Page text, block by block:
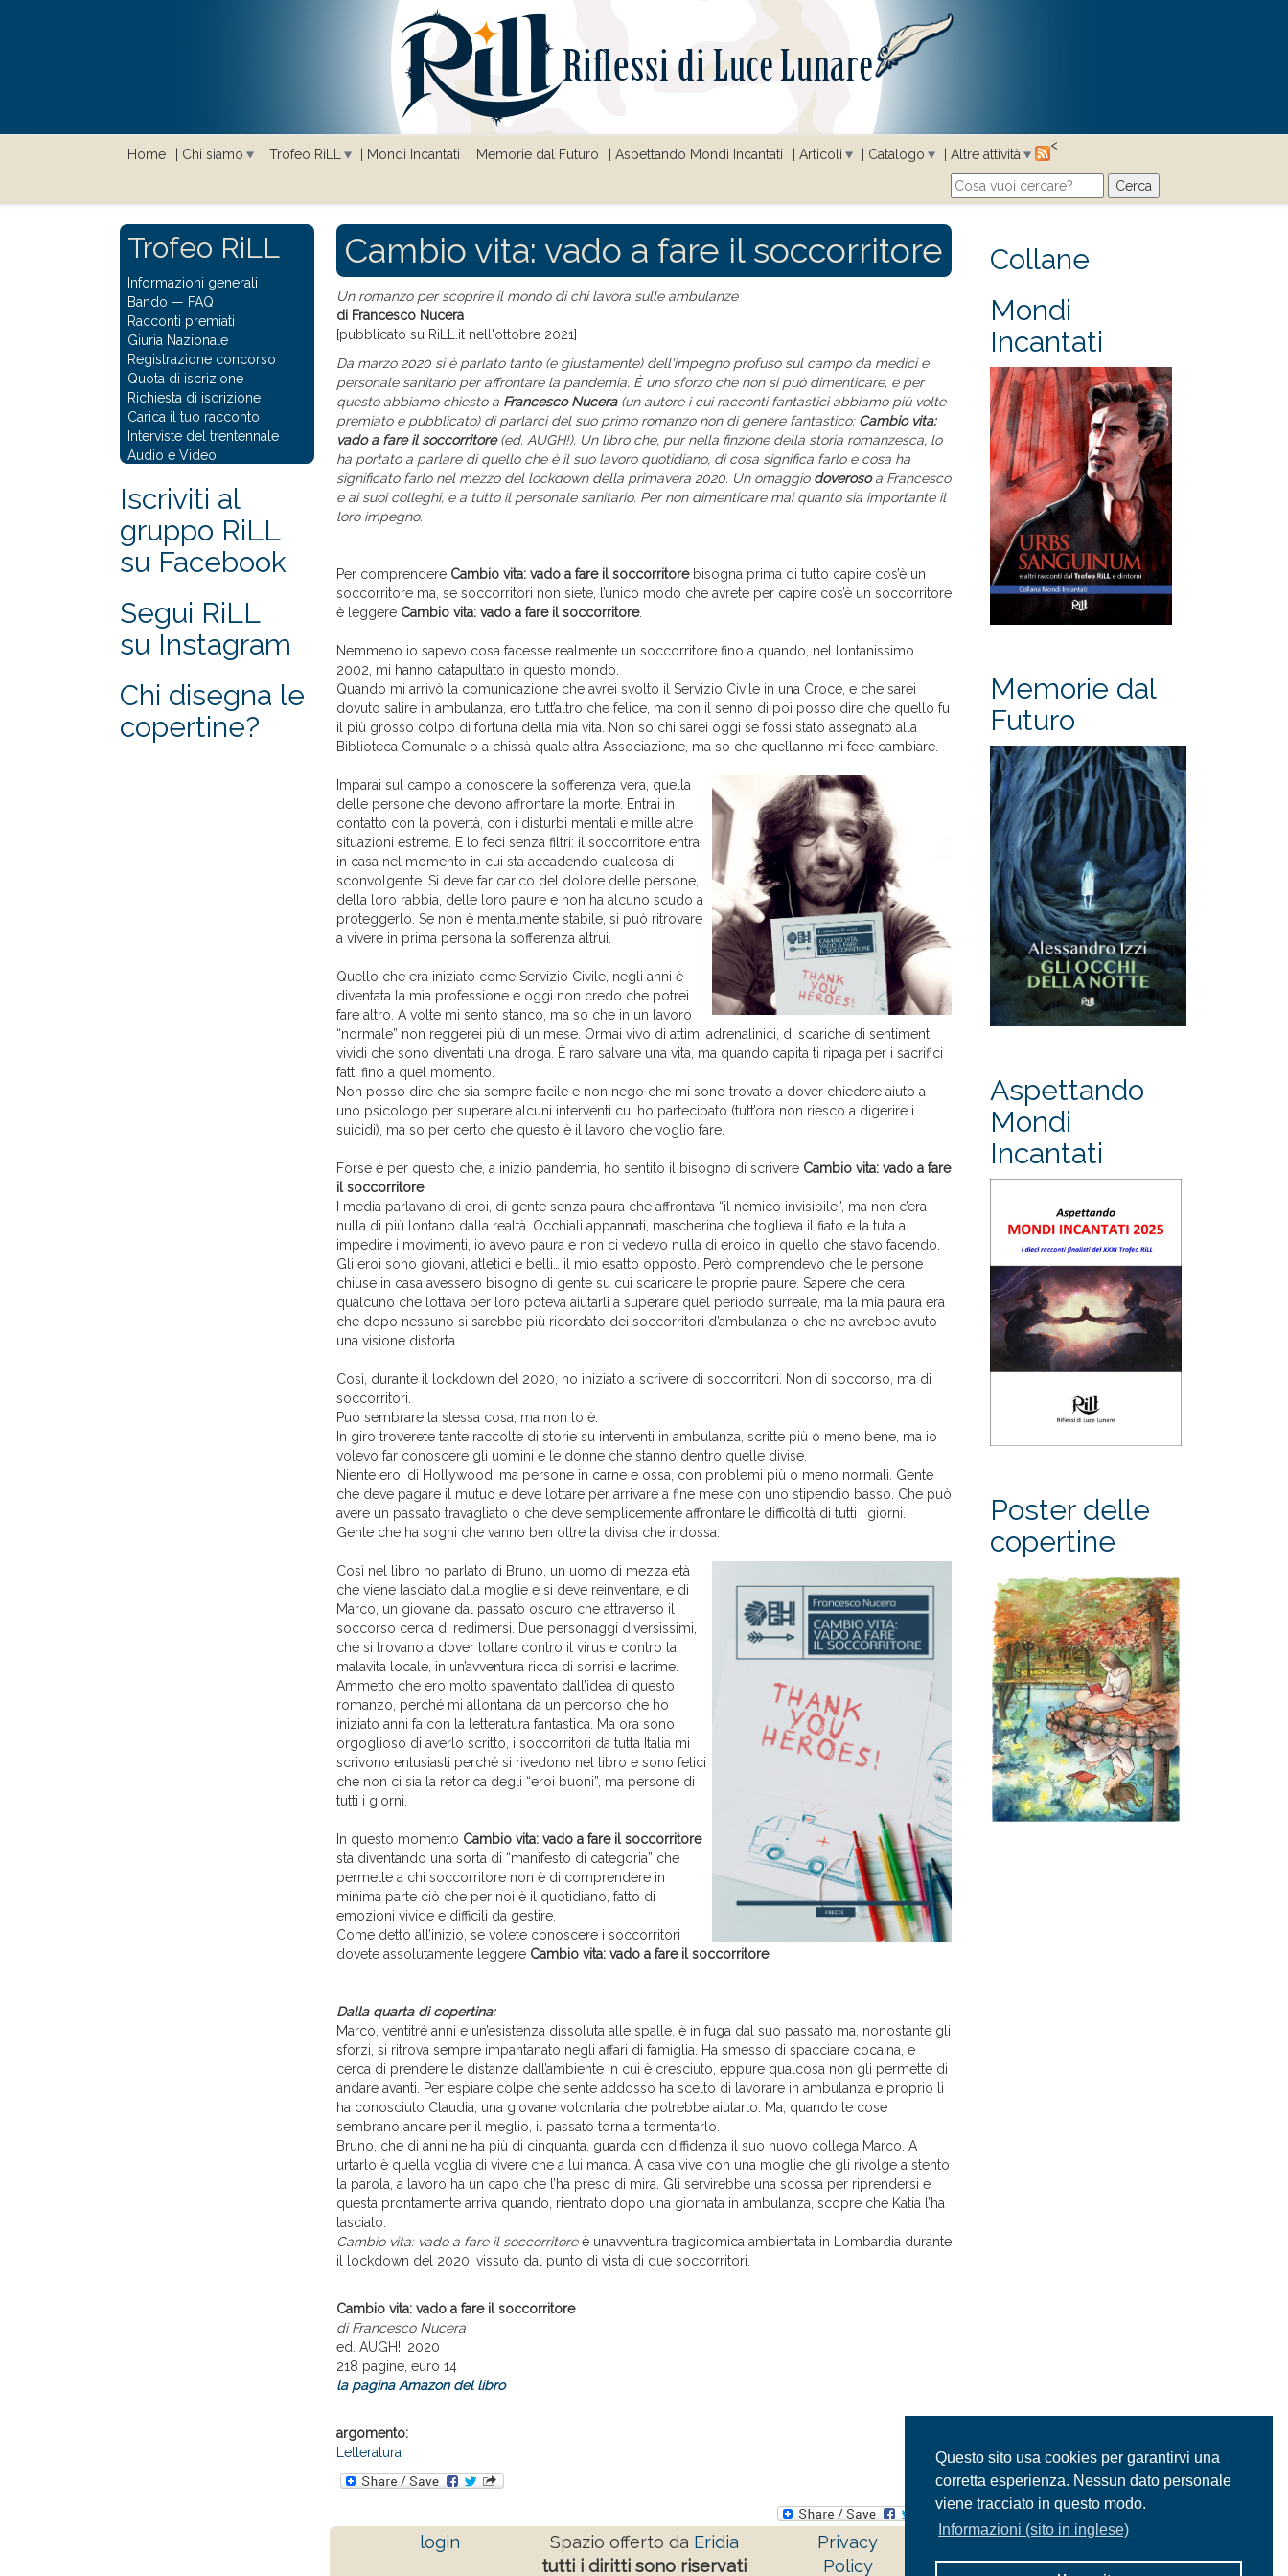
Questo sito usa cookies per garantirvi una
corretta esperienza. Nessun dato personale
viene tracciato in questo modo.
Informazioni (sito in inglese)
Home Chi siamo Trofeo RiLL Mondi Incantati Memorie dal Futuro Aspettando Mondi Incantati Articoli Catalogo Altre attività
<
Search form
Cerca
Cambio vita: vado a fare il soccorritore
Un romanzo per scoprire il mondo di chi lavora sulle ambulanze
di Francesco Nucera
[pubblicato su RiLL.it nell'ottobre 2021]
Da marzo 2020 si è parlato tanto (e giustamente) dell'impegno profuso sul campo da medici e
personale sanitario per affrontare la pandemia. È uno sforzo che non si può dimenticare, e per
questo abbiamo chiesto a Francesco Nucera(un autore i cui racconti fantastici abbiamo più volte
premiato e pubblicato) di parlarci del suo primo romanzo non di genere fantastico: Cambio vita:
vado a fare il soccorritore(ed. AUGH!). Un libro che, pur nella finzione della storia romanzesca, lo
ha portato a parlare di quello che è il suo lavoro quotidiano, di cosa significa farlo e cosa ha
significato farlo nel mezzo del lockdown della primavera 2020. Un omaggio doverosoa Francesco
e ai suoi colleghi, e a tutto il personale sanitario. Per non dimenticare mai quanto sia importante il
loro impegno.
Per comprendere Cambio vita: vado a fare il soccorritorebisogna prima di tutto capire cos’è un
soccorritore ma, se soccorritori non siete, l’unico modo che avrete per capire cos’è un soccorritore
è leggere Cambio vita: vado a fare il soccorritore.
Nemmeno io sapevo cosa facesse realmente un soccorritore fino a quando, nel lontanissimo
2002, mi hanno catapultato in questo mondo.
Quando mi arrivò la comunicazione che avrei svolto il Servizio Civile in una Croce, e che sarei
dovuto salire in ambulanza, ero tutt’altro che felice, ma con il senno di poi posso dire che quello fu
il più grosso colpo di fortuna della mia vita. Non so chi sarei oggi se fossi stato assegnato alla
Biblioteca Comunale o a chissà quale altra Associazione, ma so che quell’anno mi fece cambiare.
Imparai sul campo a conoscere la sofferenza vera, quella
delle persone che devono affrontare la morte. Entrai in
contatto con la povertà, con i disturbi mentali e mille altre
situazioni estreme. E lo feci senza filtri: il soccorritore entra
in casa nel momento in cui sta accadendo qualcosa di
sconvolgente. Si deve far carico del dolore delle persone,
della loro rabbia, delle loro paure e non ha alcuno scudo a
proteggerlo. Se non è mentalmente stabile, si può ritrovare
a vivere in prima persona la sofferenza altrui.
Quello che era iniziato come Servizio Civile, negli anni è
diventata la mia professione e oggi non credo che potrei
fare altro. A volte mi sento stanco, ma so che in un lavoro
“normale” non reggerei più di un mese. Ormai vivo di attimi adrenalinici, di scariche di sentimenti
vividi che sono diventati una droga. È raro salvare una vita, ma quando capita ti ripaga per i sacrifici
fatti fino a quel momento.
Non posso dire che sia sempre facile e non nego che mi sono trovato a dover chiedere aiuto a
uno psicologo per superare alcuni interventi cui ho partecipato (tutt’ora non riesco a digerire i
suicidi), ma so per certo che questo è il lavoro che voglio fare.
Forse è per questo che, a inizio pandemia, ho sentito il bisogno di scrivere Cambio vita: vado a fare
il soccorritore.
I media parlavano di eroi, di gente senza paura che affrontava “il nemico invisibile”, ma non c’era
nulla di più lontano dalla realtà. Occhiali appannati, mascherina che toglieva il fiato e la tuta a
impedire i movimenti, io avevo paura e non ci vedevo nulla di eroico in quello che stavo facendo.
Gli eroi sono giovani, atletici e belli… il mio esatto opposto. Però comprendevo che le persone
chiuse in casa avessero bisogno di gente su cui scaricare le proprie paure. Sapere che c’era
qualcuno che lottava per loro poteva aiutarli a superare quel periodo surreale, ma la mia paura era
che dopo nessuno si sarebbe più ricordato dei soccorritori d’ambulanza o che ne avrebbe avuto
una visione distorta.
Così, durante il lockdown del 2020, ho iniziato a scrivere di soccorritori. Non di soccorso, ma di
soccorritori.
Può sembrare la stessa cosa, ma non lo è.
In giro troverete tante raccolte di storie su interventi in ambulanza, scritte più o meno bene, ma io
volevo far conoscere gli uomini e le donne che stanno dentro quelle divise.
Niente eroi di Hollywood, ma persone in carne e ossa, con problemi più o meno normali. Gente
che deve pagare il mutuo e deve lottare per arrivare a fine mese con uno stipendio basso. Che può
avere un passato travagliato o che deve semplicemente affrontare le difficoltà di tutti i giorni.
Gente che ha sogni che vanno ben oltre la divisa che indossa.
Così nel libro ho parlato di Bruno, un uomo di mezza età
che viene lasciato dalla moglie e si deve reinventare, e di
Marco, un giovane dal passato oscuro che attraverso il
soccorso cerca di redimersi. Due personaggi diversissimi,
che si trovano a dover lottare contro il virus e contro la
malavita locale, in un’avventura ricca di sorrisi e lacrime.
Ammetto che ero molto spaventato dall’idea di questo
romanzo, perché mi allontana da un percorso che ho
iniziato anni fa con la letteratura fantastica. Ma ora sono
orgoglioso di averlo scritto, i soccorritori da tutta Italia mi
scrivono entusiasti perché si rivedono nel libro e sono felici
che non ci sia la retorica degli “eroi buoni”, ma persone di
tutti i giorni.
In questo momento Cambio vita: vado a fare il soccorritore
sta diventando una sorta di “manifesto di categoria” che
permette a chi soccorritore non è di comprendere in
minima parte ciò che per noi è il quotidiano, fatto di
emozioni vivide e difficili da gestire.
Come detto all’inizio, se volete conoscere i soccorritori
dovete assolutamente leggere Cambio vita: vado a fare il soccorritore.
Dalla quarta di copertina:
Marco, ventitré anni e un’esistenza dissoluta alle spalle, è in fuga dal suo passato ma, nonostante gli
sforzi, si ritrova sempre impantanato negli affari di famiglia. Ha smesso di spacciare cocaina, e
cerca di prendere le distanze dall’ambiente in cui è cresciuto, eppure qualcosa non gli permette di
andare avanti. Per espiare colpe che sente addosso ha scelto di lavorare in ambulanza e proprio lì
ha conosciuto Claudia, una giovane volontaria che potrebbe aiutarlo. Ma, quando le cose
sembrano andare per il meglio, il passato torna a tormentarlo.
Bruno, che di anni ne ha più di cinquanta, guarda con diffidenza il suo nuovo collega Marco. A
urtarlo è quella voglia di vivere che a lui manca. A casa vive con una moglie che gli rivolge a stento
la parola, a lavoro ha un capo che l’ha preso di mira. Gli servirebbe una scossa per riprendersi e
questa prontamente arriva quando, rientrato dopo una giornata in ambulanza, scopre che Katia l’ha
lasciato.
Cambio vita: vado a fare il soccorritoreè un’avventura tragicomica ambientata in Lombardia durante
il lockdown del 2020, vissuto dal punto di vista di due soccorritori.
Cambio vita: vado a fare il soccorritore
di Francesco Nucera
ed. AUGH!, 2020
218 pagine, euro 14
la pagina Amazon del libro
argomento:
Letteratura
Collane
Mondi
Incantati
Memorie dal
Futuro
Aspettando
Mondi
Incantati
Poster delle
copertine
Trofeo RiLL
Informazioni generali
Bando — FAQ
Racconti premiati
Giuria Nazionale
Registrazione concorso
Quota di iscrizione
Richiesta di iscrizione
Carica il tuo racconto
Interviste del trentennale
Audio e Video
Iscriviti al
gruppo RiLL
su Facebook
Segui RiLL
su Instagram
Chi disegna le
copertine?
login Spazio offerto da Eridia
tutti i diritti sono riservati
Privacy
Policy